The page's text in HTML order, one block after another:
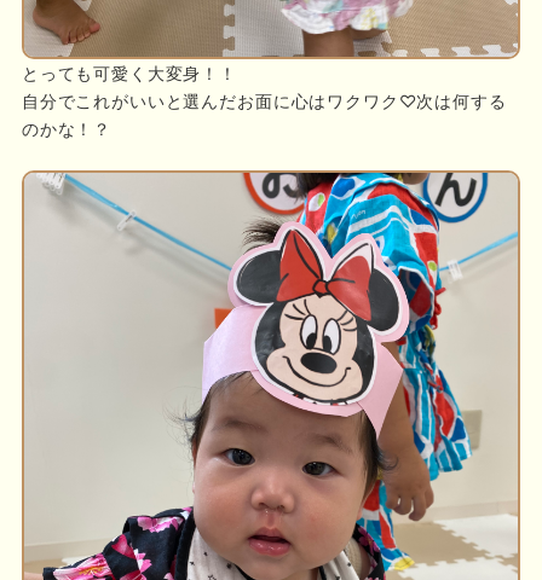
とっても可愛く大変身！！
自分でこれがいいと選んだお面に心はワクワク♡次は何する
のかな！？